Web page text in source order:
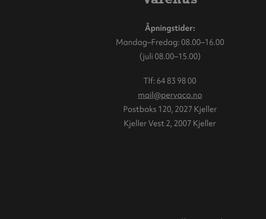
Åpningstider:
Mandag–Fredag: 08.00–16.00
(juli 08.00–15.00)
Tlf: 64 83 98 00
mail@pervaco.no
Postboks 120, 2027 Kjeller
Kjeller Vest 2, 2007 Kjeller